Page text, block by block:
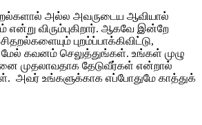
அல்ல அவருடைய ஆவியால்
விரும்புகிறார். ஆகவே இன்றே
புறம்ப்பாக்கிவிட்டு,
கவனம் செலுத்துங்கள். உங்கள் முழு
முதலாவதாக தேடுவீர்கள் என்றால்
உங்களுக்காக எப்போதுமே காத்துக்